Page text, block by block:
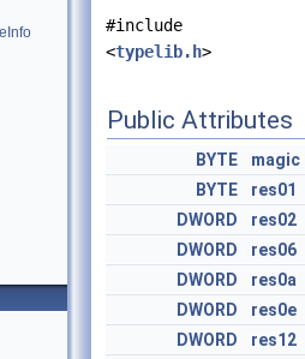
#include
<typelib.h>
Public Attributes
BYTE
magic
BYTE
res01
DWORD
res02
DWORD
res06
DWORD
res0a
DWORD
res0e
DWORD
res12